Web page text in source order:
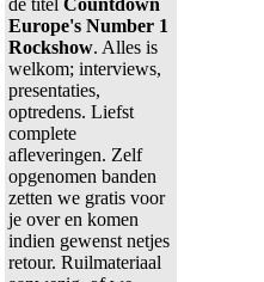
de titel Countdown
Europe's Number 1
Rockshow. Alles is
welkom; interviews,
presentaties,
optredens. Liefst
complete
afleveringen. Zelf
opgenomen banden
zetten we gratis voor
je over en komen
indien gewenst netjes
retour. Ruilmateriaal